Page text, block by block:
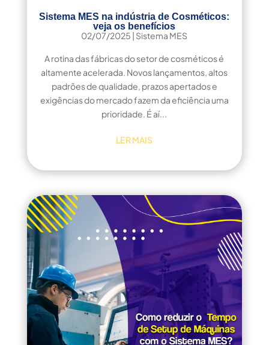
Sistema MES na indústria de Cosméticos:
veja os benefícios
02/07/2025 | Sistema MES
A rotina das fábricas do setor de cosméticos é
altamente acelerada. Novos lançamentos, altos
padrões de qualidade, prazos apertados e
exigências do mercado fazem da eficiência uma
prioridade. É aí...
LER MAIS